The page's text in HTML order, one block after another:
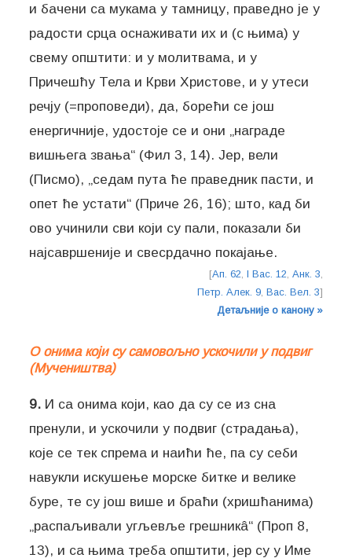
и бачени са мукама у тамницу, праведно је у
радости срца оснаживати их и (с њима) у
свему општити: и у молитвама, и у
Причешћу Тела и Крви Христове, и у утеси
речју (=проповеди), да, борећи се још
енергичније, удостоје се и они „награде
вишњега звања“ (Фил 3, 14). Јер, вели
(Писмо), „седам пута ће праведник пасти, и
опет ће устати“ (Приче 26, 16); што, кад би
ово учинили сви који су пали, показали би
најсавршеније и свесрдачно покајање.
[Ап. 62, I Вас. 12, Анк. 3,
Петр. Алек. 9, Вас. Вел. 3]
Детаљније о канону »
О онима који су самовољно ускочили у подвиг
(Мучеништва)
9. И са онима који, као да су се из сна
пренули, и ускочили у подвиг (страдања),
које се тек спрема и наићи ће, па су себи
навукли искушење морске битке и велике
буре, те су још више и браћи (хришћанима)
„распаљивали угљевље грешникâ“ (Проп 8,
13), и са њима треба општити, јер су у Име